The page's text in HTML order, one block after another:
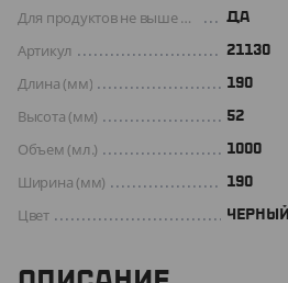
Для продуктов не выше +70 C° Да
Артикул 21130
Длина (мм) 190
Высота (мм) 52
Объем (мл.) 1000
Ширина (мм) 190
Цвет ЧЕРНЫЙ